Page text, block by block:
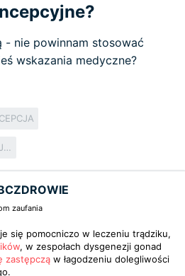
- nie powinnam stosować
wskazania medyczne?
TABLETKI ANTYKONCEPCYJNE
zaufania
się pomocniczo w leczeniu trądziku,
, w zespołach dysgenezji gonad
zastępczą w łagodzeniu dolegliwości